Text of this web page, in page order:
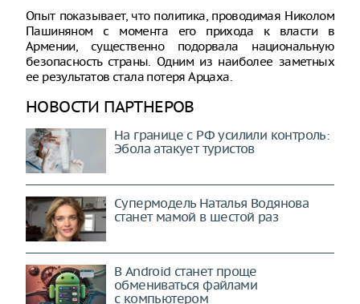
Опыт показывает, что политика, проводимая Николом
Пашиняном с момента его прихода к власти в
Армении, существенно подорвала национальную
безопасность страны. Одним из наиболее заметных
ее результатов стала потеря Арцаха.
НОВОСТИ ПАРТНЕРОВ
На границе с РФ усилили контроль:
Эбола атакует туристов
Супермодель Наталья Водянова
станет мамой в шестой раз
В Android станет проще
обмениваться файлами
с компьютером